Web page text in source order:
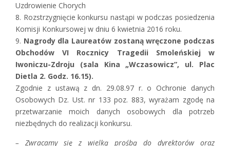
Uzdrowienie Chorych
8. Rozstrzygnięcie konkursu nastąpi w podczas posiedzenia
Komisji Konkursowej w dniu 6 kwietnia 2016 roku.
9. Nagrody dla Laureatów zostaną wręczone podczas
Obchodów VI Rocznicy Tragedii Smoleńskiej w
Iwoniczu-Zdroju (sala Kina „Wczasowicz”, ul. Plac
Dietla 2. Godz. 16.15).
Zgodnie z ustawą z dn. 29.08.97 r. o Ochronie danych
Osobowych Dz. Ust. nr 133 poz. 883, wyrażam zgodę na
przetwarzanie moich danych osobowych dla potrzeb
niezbędnych do realizacji konkursu.
– Zwracamy się z wielką prośbą do dyrektorów oraz